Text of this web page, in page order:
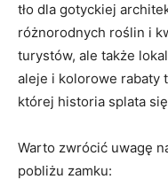
tło dla gotyckiej
różnorodnych roślin i
turystów, ale także
aleje i kolorowe rabaty
której historia splata
Warto zwrócić uwagę
pobliżu zamku: